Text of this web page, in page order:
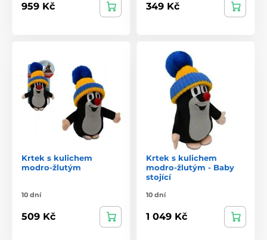
959 Kč 349 Kč
Krtek s kulichem
modro-žlutým
10 dní
509 Kč
Krtek s kulichem
modro-žlutým - Baby
stojící
10 dní
1 049 Kč